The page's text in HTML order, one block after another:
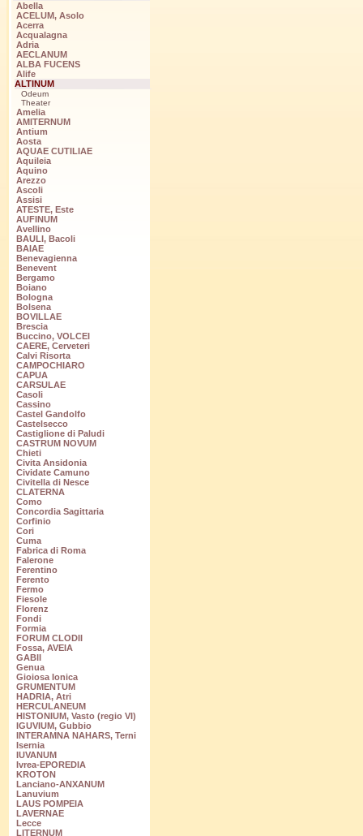
Abella
ACELUM, Asolo
Acerra
Acqualagna
Adria
AECLANUM
ALBA FUCENS
Alife
ALTINUM
Odeum
Theater
Amelia
AMITERNUM
Antium
Aosta
AQUAE CUTILIAE
Aquileia
Aquino
Arezzo
Ascoli
Assisi
ATESTE, Este
AUFINUM
Avellino
BAULI, Bacoli
BAIAE
Benevagienna
Benevent
Bergamo
Boiano
Bologna
Bolsena
BOVILLAE
Brescia
Buccino, VOLCEI
CAERE, Cerveteri
Calvi Risorta
CAMPOCHIARO
CAPUA
CARSULAE
Casoli
Cassino
Castel Gandolfo
Castelsecco
Castiglione di Paludi
CASTRUM NOVUM
Chieti
Civita Ansidonia
Cividate Camuno
Civitella di Nesce
CLATERNA
Como
Concordia Sagittaria
Corfinio
Cori
Cuma
Fabrica di Roma
Falerone
Ferentino
Ferento
Fermo
Fiesole
Florenz
Fondi
Formia
FORUM CLODII
Fossa, AVEIA
GABII
Genua
Gioiosa Ionica
GRUMENTUM
HADRIA, Atri
HERCULANEUM
HISTONIUM, Vasto (regio VI)
IGUVIUM, Gubbio
INTERAMNA NAHARS, Terni
Isernia
IUVANUM
Ivrea-EPOREDIA
KROTON
Lanciano-ANXANUM
Lanuvium
LAUS POMPEIA
LAVERNAE
Lecce
LITERNUM